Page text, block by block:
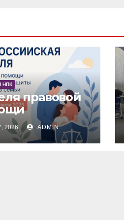
НПК
правовой
2026 ADMIN